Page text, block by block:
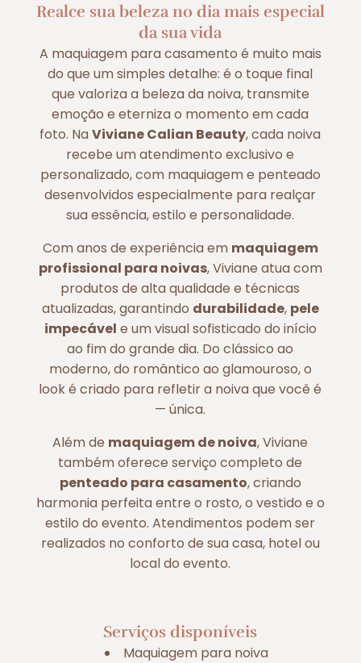
Realce sua beleza no dia mais especial
da sua vida
A maquiagem para casamento é muito mais
do que um simples detalhe: é o toque final
que valoriza a beleza da noiva, transmite
emoção e eterniza o momento em cada
foto. NaViviane Calian Beauty, cada noiva
recebe um atendimento exclusivo e
personalizado, com maquiagem e penteado
desenvolvidos especialmente para realçar
sua essência, estilo e personalidade.
Com anos de experiência em maquiagem
profissional para noivas, Viviane atua com
produtos de alta qualidade e técnicas
atualizadas, garantindo durabilidade, pele
impecável e um visual sofisticado do início
ao fim do grande dia. Do clássico ao
moderno, do romântico ao glamouroso, o
look é criado para refletir a noiva que você é
— única.
Além de maquiagem de noiva, Viviane
também oferece serviço completo de
penteado para casamento, criando
harmonia perfeita entre o rosto, o vestido e o
estilo do evento. Atendimentos podem ser
realizados no conforto de sua casa, hotel ou
local do evento.
Serviços disponíveis
Maquiagem para noiva